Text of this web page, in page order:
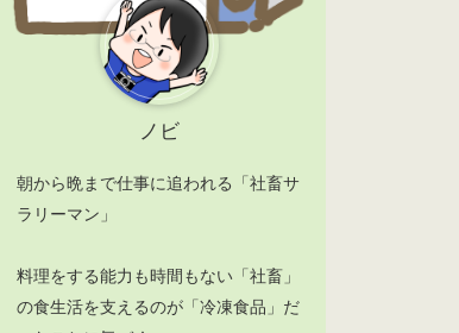
ノビ
朝から晩まで仕事に追われる「社畜サ
ラリーマン」
料理をする能力も時間もない「社畜」
の食生活を支えるのが「冷凍食品」だ